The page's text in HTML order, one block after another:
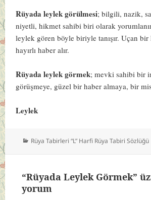
Rüyada leylek görülmesi; bilgili, nazik,
niyetli, hikmet sahibi biri olarak
leylek gören böyle biriyle tanışır. Uçan
hayırlı haber alır.
Rüyada leylek görmek; mevki sahibi bir
görüşmeye, güzel bir haber almaya, bir
Leylek
Kategoriler
Rüya Tabirleri “L” Harfi Rüya Tabiri Sözlüğü
“Rüyada Leylek Görmek”
yorum